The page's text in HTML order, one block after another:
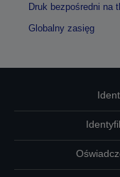
Druk bezpośredni na
Globalny zasięg